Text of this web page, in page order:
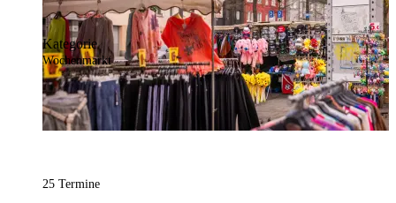
Kategorie
Wochenmarkt
25 Termine